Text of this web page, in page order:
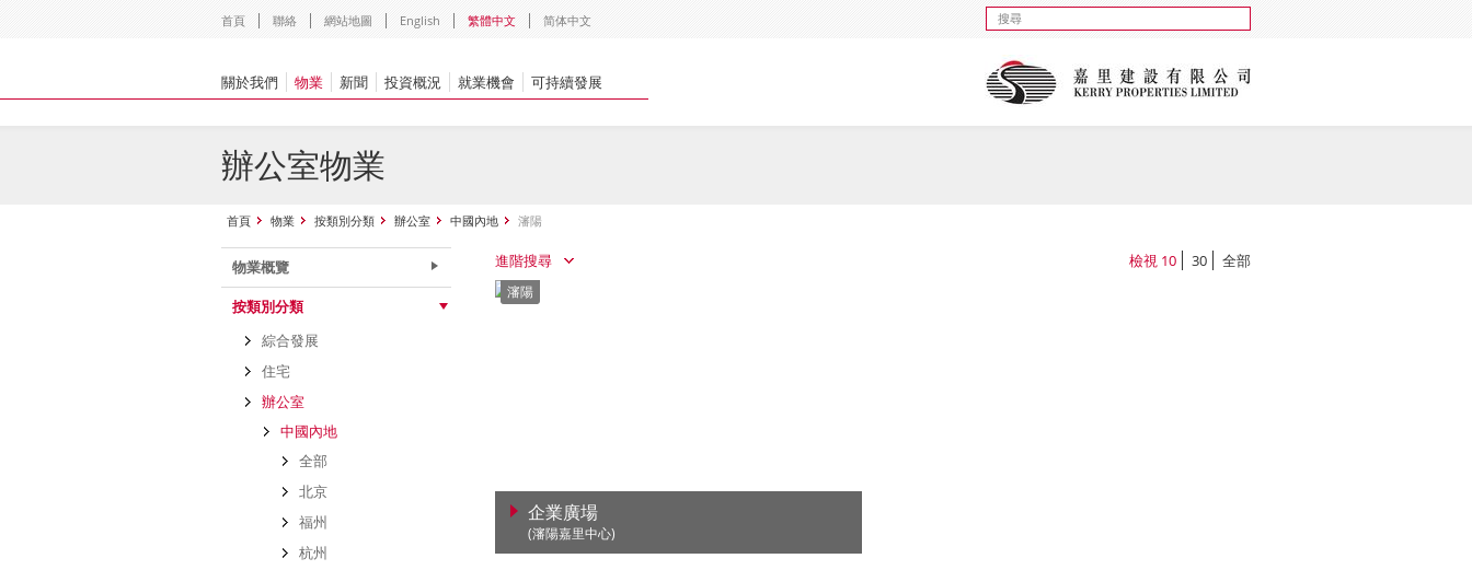
首頁 聯絡 網站地圖 English 繁體中文 简体中文
關於我們 物業 新聞 投資概況 就業機會 可持續發展
辦公室物業
首頁 物業 按類別分類 辦公室 中國內地 瀋陽
進階搜尋 檢視 10 30 全部
瀋陽
企業廣場
(瀋陽嘉里中心)
物業概覽
按類別分類
綜合發展
住宅
辦公室
中國內地
全部
北京
福州
杭州